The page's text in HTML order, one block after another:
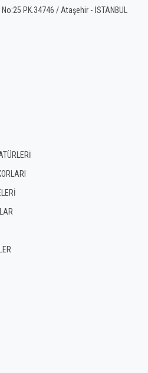
PK.34746 / Ataşehir - İSTANBUL